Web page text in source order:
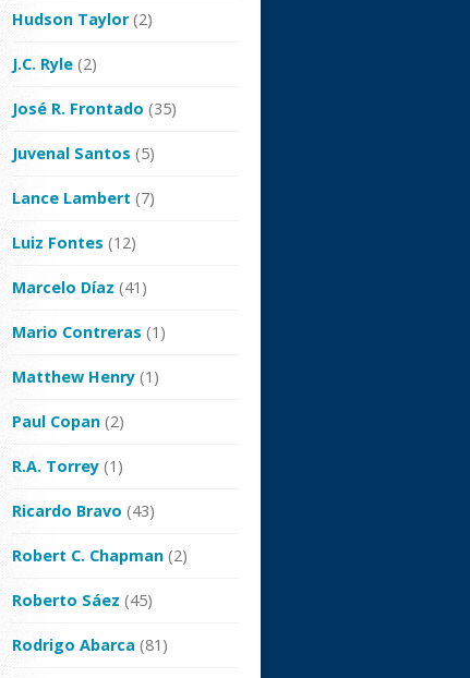
Hudson Taylor(2)
J.C. Ryle (2)
José R. Frontado (35)
Juvenal Santos (5)
Lance Lambert (7)
Luiz Fontes (12)
Marcelo Díaz (41)
Mario Contreras (1)
Matthew Henry (1)
Paul Copan (2)
R.A. Torrey (1)
Ricardo Bravo (43)
Robert C. Chapman (2)
Roberto Sáez (45)
Rodrigo Abarca (81)